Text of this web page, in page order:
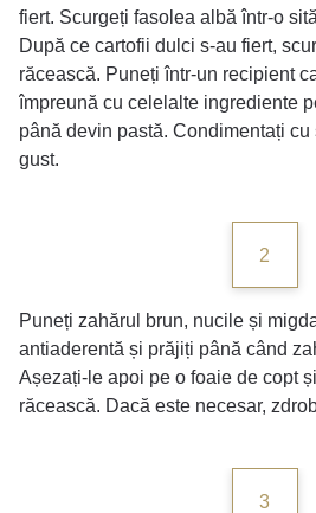
fiert. Scurgeți fasolea albă într-o
După ce cartofii dulci s-au fiert,
răcească. Puneți într-un recipient
împreună cu celelalte ingrediente
până devin pastă. Condimentați cu
gust.
2
Puneți zahărul brun, nucile și
antiaderentă și prăjiți până când
Așezați-le apoi pe o foaie de copt
răcească. Dacă este necesar,
3